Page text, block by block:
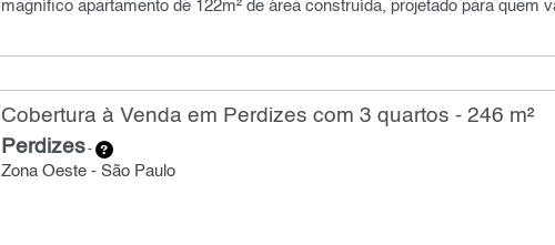
magnífico apartamento de 122m² de área construída, projetado para quem
Cobertura à Venda em Perdizes com 3 quartos - 246 m²
Perdizes-
Zona Oeste - São Paulo